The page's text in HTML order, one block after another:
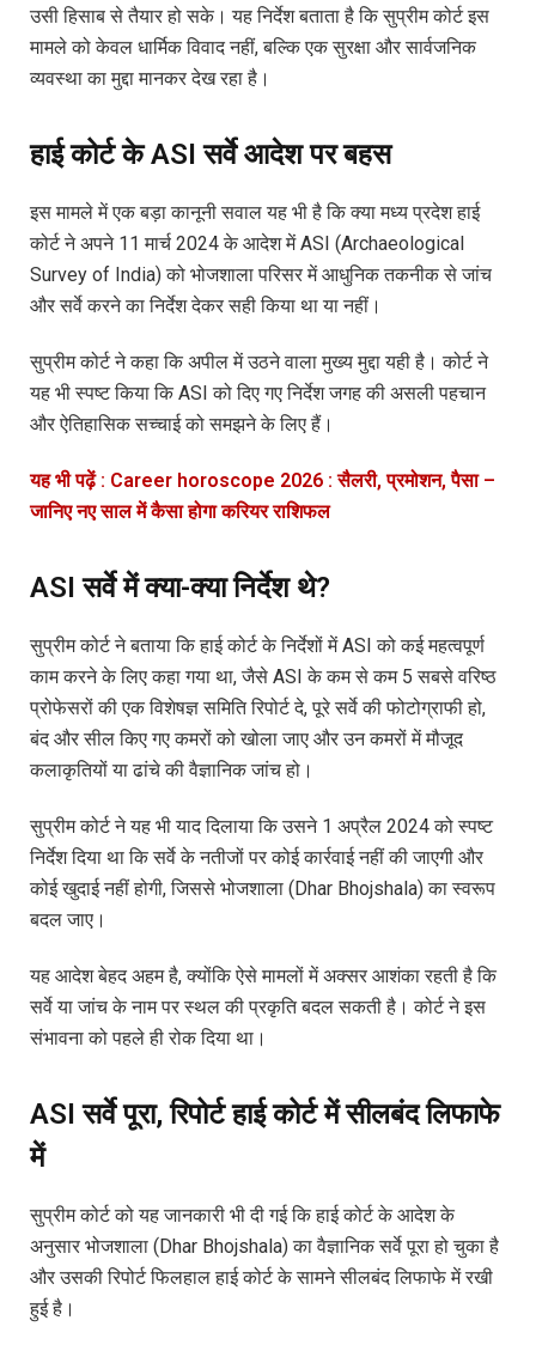
उसी हिसाब से तैयार हो सके। यह निर्देश बताता है कि सुप्रीम कोर्ट इस
मामले को केवल धार्मिक विवाद नहीं, बल्कि एक सुरक्षा और सार्वजनिक
व्यवस्था का मुद्दा मानकर देख रहा है।
हाई कोर्ट के ASI सर्वे आदेश पर बहस
इस मामले में एक बड़ा कानूनी सवाल यह भी है कि क्या मध्य प्रदेश हाई
कोर्ट ने अपने 11 मार्च 2024 के आदेश में ASI (Archaeological
Survey of India) को भोजशाला परिसर में आधुनिक तकनीक से जांच
और सर्वे करने का निर्देश देकर सही किया था या नहीं।
सुप्रीम कोर्ट ने कहा कि अपील में उठने वाला मुख्य मुद्दा यही है। कोर्ट ने
यह भी स्पष्ट किया कि ASI को दिए गए निर्देश जगह की असली पहचान
और ऐतिहासिक सच्चाई को समझने के लिए हैं।
यह भी पढ़ें : Career horoscope 2026 : सैलरी, प्रमोशन, पैसा –
जानिए नए साल में कैसा होगा करियर राशिफल
ASI सर्वे में क्या-क्या निर्देश थे?
सुप्रीम कोर्ट ने बताया कि हाई कोर्ट के निर्देशों में ASI को कई महत्वपूर्ण
काम करने के लिए कहा गया था, जैसे ASI के कम से कम 5 सबसे वरिष्ठ
प्रोफेसरों की एक विशेषज्ञ समिति रिपोर्ट दे, पूरे सर्वे की फोटोग्राफी हो,
बंद और सील किए गए कमरों को खोला जाए और उन कमरों में मौजूद
कलाकृतियों या ढांचे की वैज्ञानिक जांच हो।
सुप्रीम कोर्ट ने यह भी याद दिलाया कि उसने 1 अप्रैल 2024 को स्पष्ट
निर्देश दिया था कि सर्वे के नतीजों पर कोई कार्रवाई नहीं की जाएगी और
कोई खुदाई नहीं होगी, जिससे भोजशाला (Dhar Bhojshala) का स्वरूप
बदल जाए।
यह आदेश बेहद अहम है, क्योंकि ऐसे मामलों में अक्सर आशंका रहती है कि
सर्वे या जांच के नाम पर स्थल की प्रकृति बदल सकती है। कोर्ट ने इस
संभावना को पहले ही रोक दिया था।
ASI सर्वे पूरा, रिपोर्ट हाई कोर्ट में सीलबंद लिफाफे
में
सुप्रीम कोर्ट को यह जानकारी भी दी गई कि हाई कोर्ट के आदेश के
अनुसार भोजशाला (Dhar Bhojshala) का वैज्ञानिक सर्वे पूरा हो चुका है
और उसकी रिपोर्ट फिलहाल हाई कोर्ट के सामने सीलबंद लिफाफे में रखी
हुई है।